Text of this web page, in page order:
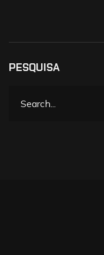
PESQUISA